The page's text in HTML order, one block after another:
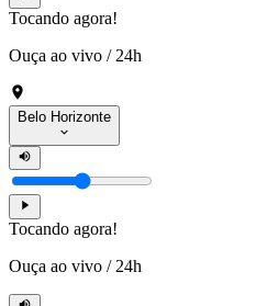
Tocando agora!
Ouça ao vivo / 24h
Belo Horizonte
Tocando agora!
Ouça ao vivo / 24h